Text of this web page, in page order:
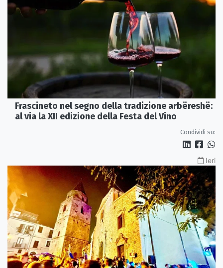
Frascineto nel segno della tradizione arbëreshë:
al via la XII edizione della Festa del Vino
Condividi su:
Ieri